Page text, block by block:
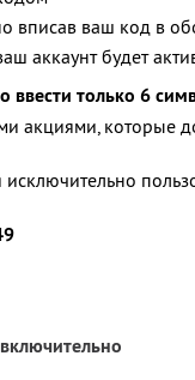
вписав ваш код в
аккаунт будет
только 6
акциями, которые